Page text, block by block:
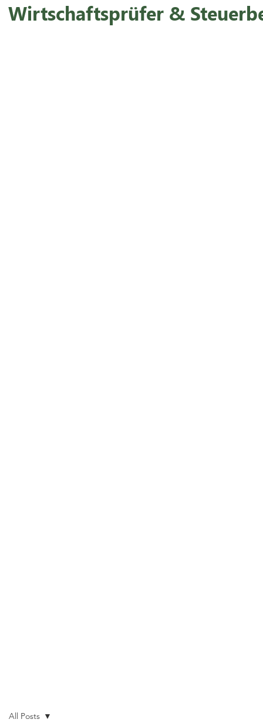
Wirtschaftsprüfer &
All Posts